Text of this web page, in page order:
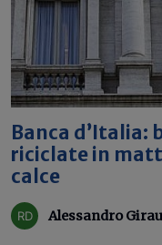
Banca d’Italia:
riciclate in
calce
Alessandro